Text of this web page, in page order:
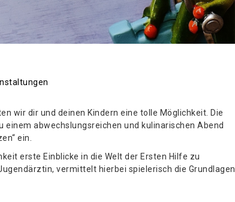
wir dir und deinen Kindern eine tolle Möglichkeit. Die
abwechslungsreichen und kulinarischen Abend
ein.
erste Einblicke in die Welt der Ersten Hilfe zu
vermittelt hierbei spielerisch die Grundlagen